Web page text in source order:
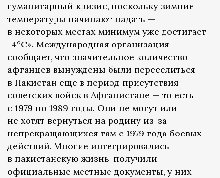
гуманитарный кризис, поскольку зимние
температуры начинают падать —
в некоторых местах минимум уже достигает
-4°С». Международная организация
сообщает, что значительное количество
афганцев вынуждены были переселиться
в Пакистан еще в период присутствия
советских войск в Афганистане — то есть
с 1979 по 1989 годы. Они не могут или
не хотят вернуться на родину из-за
непрекращающихся там с 1979 года боевых
действий. Многие интегрировались
в пакистанскую жизнь, получили
официальные местные документы, у них